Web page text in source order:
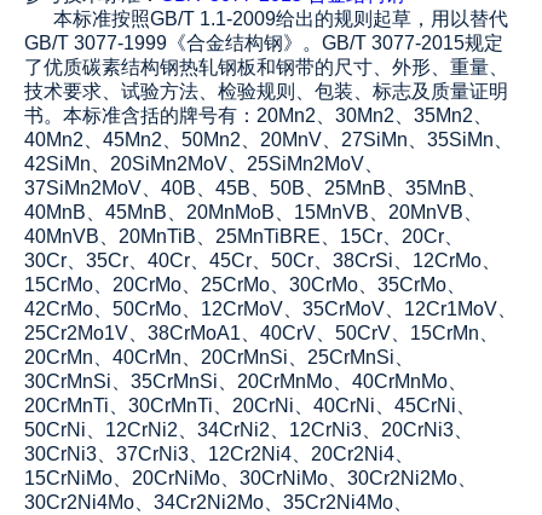
本标准按照GB/T 1.1-2009给出的规则起草，用以替代
GB/T 3077-1999《合金结构钢》。GB/T 3077-2015规定
了优质碳素结构钢热轧钢板和钢带的尺寸、外形、重量、
技术要求、试验方法、检验规则、包装、标志及质量证明
书。本标准含括的牌号有：20Mn2、30Mn2、35Mn2、
40Mn2、45Mn2、50Mn2、20MnV、27SiMn、35SiMn、
42SiMn、20SiMn2MoV、25SiMn2MoV、
37SiMn2MoV、40B、45B、50B、25MnB、35MnB、
40MnB、45MnB、20MnMoB、15MnVB、20MnVB、
40MnVB、20MnTiB、25MnTiBRE、15Cr、20Cr、
30Cr、35Cr、40Cr、45Cr、50Cr、38CrSi、12CrMo、
15CrMo、20CrMo、25CrMo、30CrMo、35CrMo、
42CrMo、50CrMo、12CrMoV、35CrMoV、12Cr1MoV、
25Cr2Mo1V、38CrMoA1、40CrV、50CrV、15CrMn、
20CrMn、40CrMn、20CrMnSi、25CrMnSi、
30CrMnSi、35CrMnSi、20CrMnMo、40CrMnMo、
20CrMnTi、30CrMnTi、20CrNi、40CrNi、45CrNi、
50CrNi、12CrNi2、34CrNi2、12CrNi3、20CrNi3、
30CrNi3、37CrNi3、12Cr2Ni4、20Cr2Ni4、
15CrNiMo、20CrNiMo、30CrNiMo、30Cr2Ni2Mo、
30Cr2Ni4Mo、34Cr2Ni2Mo、35Cr2Ni4Mo、